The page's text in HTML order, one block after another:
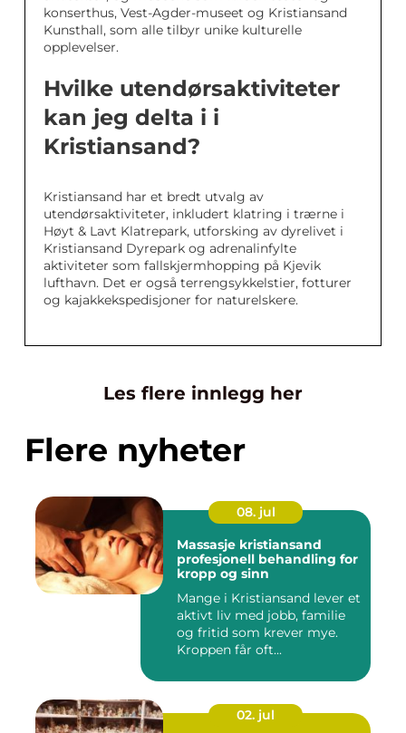
konserthus, Vest-Agder-museet og Kristiansand
Kunsthall, som alle tilbyr unike kulturelle
opplevelser.
Hvilke utendørsaktiviteter
kan jeg delta i i
Kristiansand?
Kristiansand har et bredt utvalg av
utendørsaktiviteter, inkludert klatring i trærne i
Høyt & Lavt Klatrepark, utforsking av dyrelivet i
Kristiansand Dyrepark og adrenalinfylte
aktiviteter som fallskjermhopping på Kjevik
lufthavn. Det er også terrengsykkelstier, fotturer
og kajakkekspedisjoner for naturelskere.
Les flere innlegg her
Flere nyheter
08. jul
Massasje kristiansand
profesjonell behandling for
kropp og sinn
Mange i Kristiansand lever et
aktivt liv med jobb, familie
og fritid som krever mye.
Kroppen får oft...
02. jul